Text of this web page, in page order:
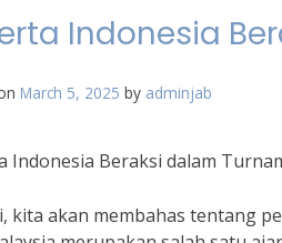
Indonesia
March 5, 2025 by adminjab
Indonesia Beraksi dalam
kita akan membahas tentang